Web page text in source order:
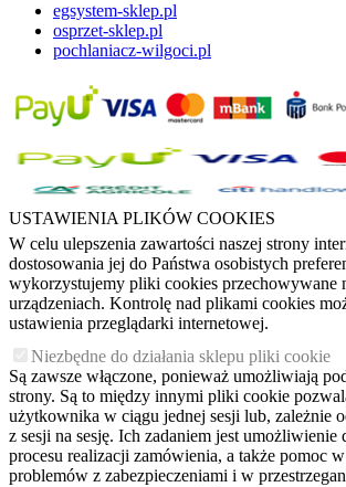
egsystem-sklep.pl
osprzet-sklep.pl
pochlaniacz-wilgoci.pl
USTAWIENIA PLIKÓW COOKIES
W celu ulepszenia zawartości naszej strony
dostosowania jej do Państwa osobistych
wykorzystujemy pliki cookies przechowywane
urządzeniach. Kontrolę nad plikami cookies
ustawienia przeglądarki internetowej.
Niezbędne do działania sklepu pliki cookie
Są zawsze włączone, ponieważ umożliwiają
strony. Są to między innymi pliki cookie
użytkownika w ciągu jednej sesji lub, zależnie
z sesji na sesję. Ich zadaniem jest umożliwienie
procesu realizacji zamówienia, a także pomoc
problemów z zabezpieczeniami i w